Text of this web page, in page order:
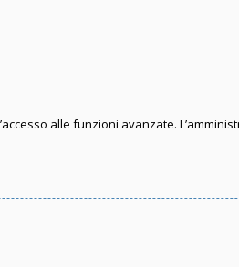
alle funzioni avanzate.